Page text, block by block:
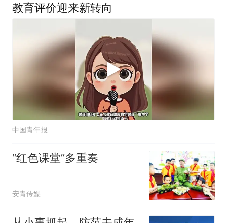
教育评价迎来新转向
中国青年报
“红色课堂”多重奏
安青传媒